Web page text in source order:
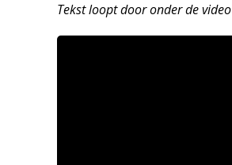
Tekst loopt door onder de video